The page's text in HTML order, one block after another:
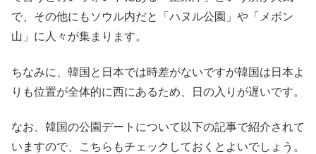
で、その他にもソウル内だと「ハヌル公園」や「メボン
山」に人々が集まります。
ちなみに、韓国と日本では時差がないですが韓国は日本よ
りも位置が全体的に西にあるため、日の入りが遅いです。
なお、韓国の公園デートについて以下の記事で紹介されて
いますので、こちらもチェックしておくとよいでしょう。